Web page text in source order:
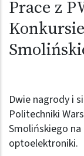
Prace z
Dwie nagrody i
Politechniki
Smolińskiego
optoelektroniki.